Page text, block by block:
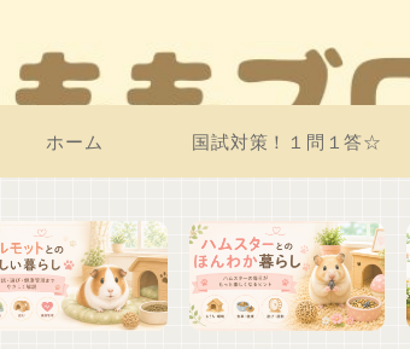
ホーム 国試対策！１問１答☆